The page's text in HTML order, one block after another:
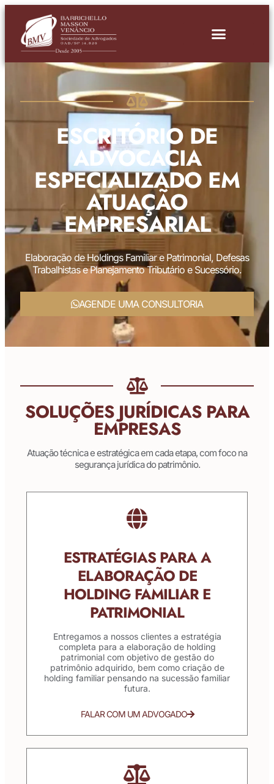
ESCRITÓRIO DE
ADVOCACIA
ESPECIALIZADO EM
ATUAÇÃO
EMPRESARIAL
Elaboração de Holdings Familiar e Patrimonial, Defesas
Trabalhistas e Planejamento Tributário e Sucessório.
AGENDE UMA CONSULTORIA
SOLUÇÕES JURÍDICAS PARA
EMPRESAS
Atuação técnica e estratégica em cada etapa, com foco na
segurança jurídica do patrimônio.
ESTRATÉGIAS PARA A
ELABORAÇÃO DE
HOLDING FAMILIAR E
PATRIMONIAL
Entregamos a nossos clientes a estratégia
completa para a elaboração de holding
patrimonial com objetivo de gestão do
patrimônio adquirido, bem como criação de
holding familiar pensando na sucessão familiar
futura.
FALAR COM UM ADVOGADO